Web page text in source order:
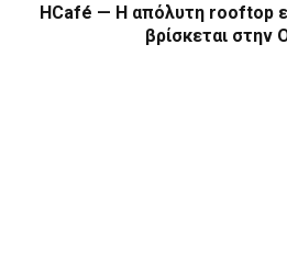
HCafé — Η απόλυτη rooftop
βρίσκεται στην